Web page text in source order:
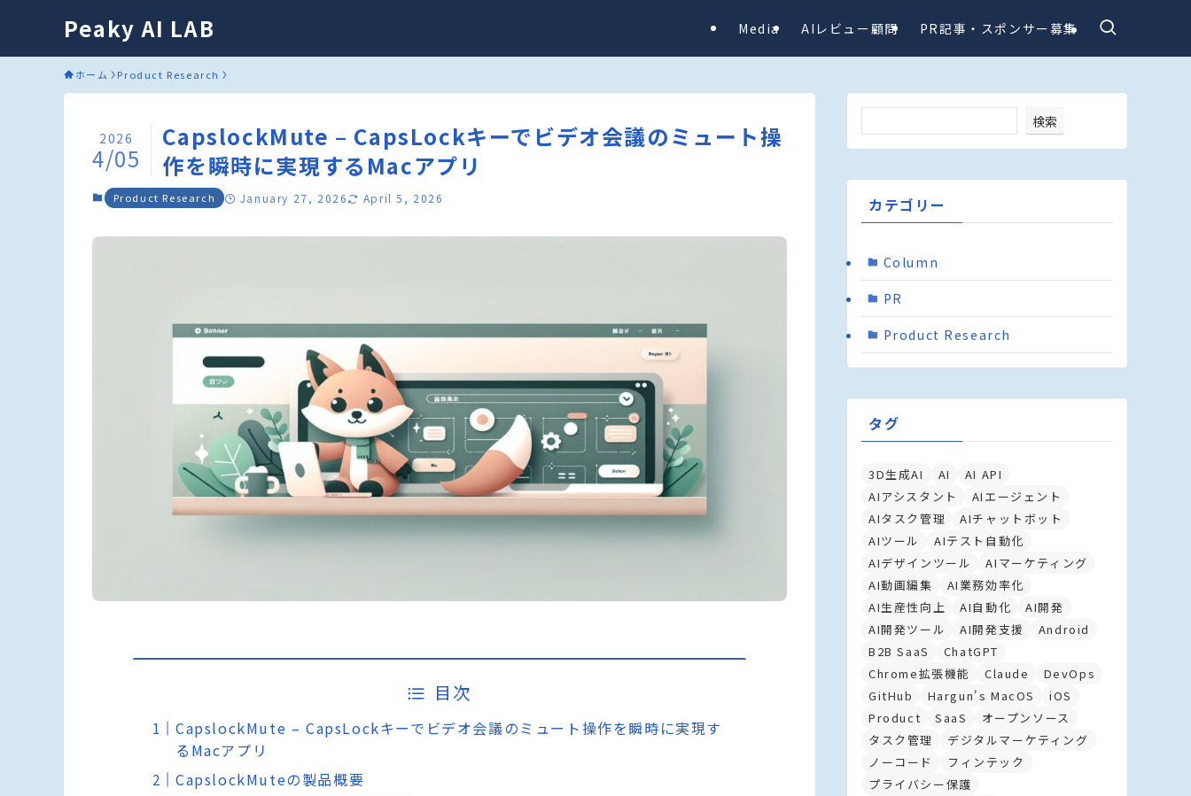
Peaky AI LAB Media AIレビュー顧問 PR記事・スポンサー募集
ホーム Product Research
CapslockMute – CapsLockキーでビデオ会議のミュート操
作を瞬時に実現するMacアプリ
2026
4/05
Product Research January 27, 2026 April 5, 2026
目次
CapslockMute – CapsLockキーでビデオ会議のミュート操作を瞬時に実現す
るMacアプリ
CapslockMuteの製品概要
検索
カテゴリー
Column
PR
Product Research
タグ
3D生成AI AI
AI API
AIアシスタント
AIエージェント
AIタスク管理
AIチャットボット
AIツール
AIテスト自動化
AIデザインツール
AIマーケティング
AI動画編集
AI業務効率化
AI生産性向上
AI自動化
AI開発
AI開発ツール
AI開発支援
Android
B2B SaaS
ChatGPT
Chrome拡張機能
Claude
DevOps
GitHub
Hargun's MacOS
iOS
Product
SaaS
オープンソース
タスク管理
デジタルマーケティング
ノーコード
フィンテック
プライバシー保護